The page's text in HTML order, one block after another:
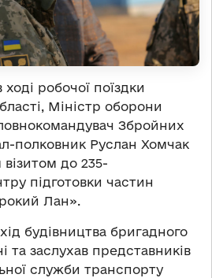
ході робочої поїздки
Міністр оборони
Збройних
полковник Руслан Хомчак
до 235-
підготовки частин
Лан».
будівництва бригадного
та заслухав представників
служби транспорту